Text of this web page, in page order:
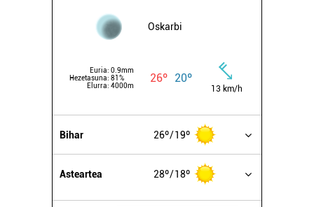
Oskarbi
Euria: 0.9mm
Hezetasuna: 81%
Elurra: 4000m
26º 20º
13 km/h
Bihar 26º 19º
Asteartea 28º 18º